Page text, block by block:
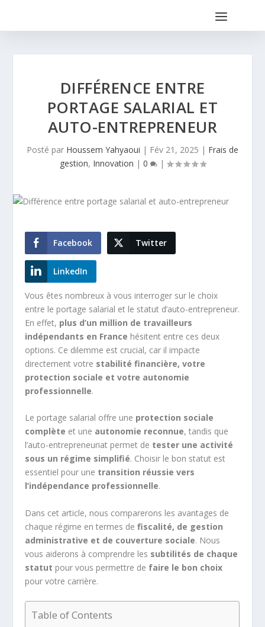
DIFFÉRENCE ENTRE
PORTAGE SALARIAL ET
AUTO-ENTREPRENEUR
Posté par Houssem Yahyaoui | Fév 21, 2025 | Frais de
gestion, Innovation | 0 |
Facebook Twitter
LinkedIn
Vous êtes nombreux à vous interroger sur le choix
entre le portage salarial et le statut d’auto-entrepreneur.
En effet, plus d’un million de travailleurs
indépendants en France hésitent entre ces deux
options. Ce dilemme est crucial, car il impacte
directement votre stabilité financière, votre
protection sociale et votre autonomie
professionnelle.
Le portage salarial offre une protection sociale
complète et une autonomie reconnue, tandis que
l’auto-entrepreneuriat permet de tester une activité
sous un régime simplifié. Choisir le bon statut est
essentiel pour une transition réussie vers
l’indépendance professionnelle.
Dans cet article, nous comparerons les avantages de
chaque régime en termes defiscalité, de gestion
administrative et de couverture sociale. Nous
vous aiderons à comprendre les subtilités de chaque
statut pour vous permettre de faire le bon choix
pour votre carrière.
Table of Contents